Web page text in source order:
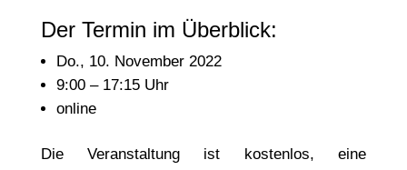
Der Termin im Überblick:
Do., 10. November 2022
9:00 – 17:15 Uhr
online
Die Veranstaltung ist kostenlos, eine